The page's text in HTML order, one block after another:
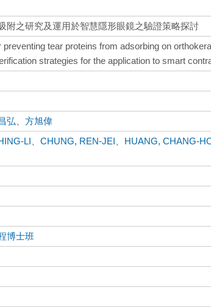
附之研究及運用於智慧隱形眼鏡之驗證策略探討
tear proteins from adsorbing on
strategies for the application to smart
弘 、方旭偉
LI 、CHUNG, REN-JEI HUANG, CHANG-
博士班